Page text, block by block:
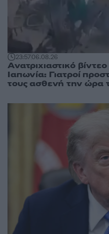
23:5706.08.26
Ανατριχιαστικό
Ιαπωνία: Γιατροί
τους ασθενή την ώρα